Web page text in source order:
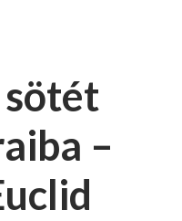
AG
OK
IG
–